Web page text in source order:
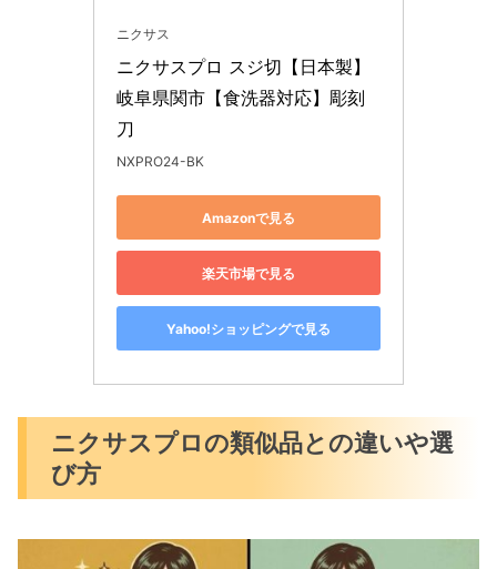
ニクサス
ニクサスプロ スジ切【日本製】
岐阜県関市【食洗器対応】彫刻
刀
NXPRO24-BK
Amazonで見る
楽天市場で見る
Yahoo!ショッピングで見る
ニクサスプロの類似品との違いや選
び方